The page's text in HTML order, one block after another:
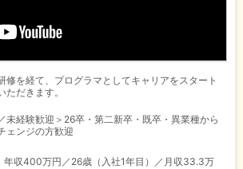
修を経て、プログラマとしてキャリアをスタート
ただきます。
未経験歓迎＞26卒・第二新卒・既卒・異業種から
ェンジの方歓迎
年収400万円／26歳（入社1年目）／月収33.3万